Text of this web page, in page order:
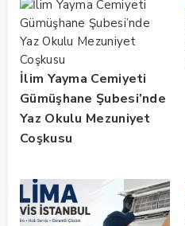
Unutulmadı
İlim Yayma Cemiyeti
Gümüşhane Şubesi’nde
Yaz Okulu Mezuniyet
Coşkusu